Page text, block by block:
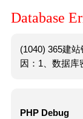
Database
(1040) 365建
因：1、数据库
PHP Debug